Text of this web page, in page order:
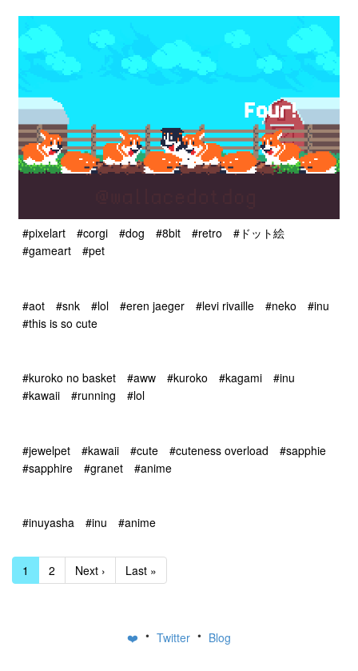
#pixelart #corgi #dog #8bit #retro
#ドット絵
#gameart
#pet
#aot #snk #lol #eren jaeger #levi rivaille #neko
#inu
#this is so cute
#kuroko no basket #aww #kuroko #kagami
#inu
#kawaii
#running #lol
#jewelpet #kawaii #cute #cuteness overload
#sapphie
#sapphire
#granet #anime
#inuyasha #inu #anime
1 2 Next › Last »
❤️ • Twitter • Blog